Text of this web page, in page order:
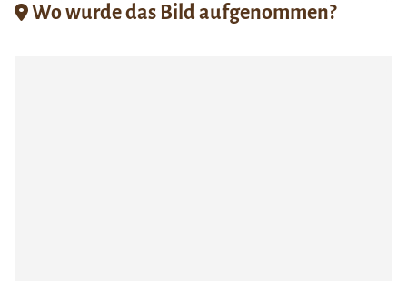
Wo wurde das Bild aufgenommen?